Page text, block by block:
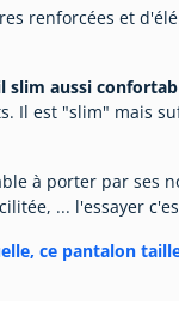
renforcées et
slim aussi
Il est "slim" mais
à porter par ses
... l'essayer
ce pantalon